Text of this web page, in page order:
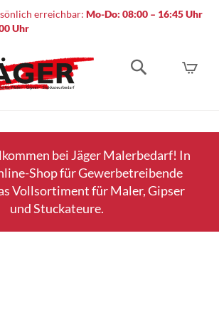
erreichbar: Mo-Do: 08:00 – 16:45 Uhr
Uhr
bei Jäger Malerbedarf! In
Shop für Gewerbetreibende
Vollsortiment für Maler, Gipser
und Stuckateure.